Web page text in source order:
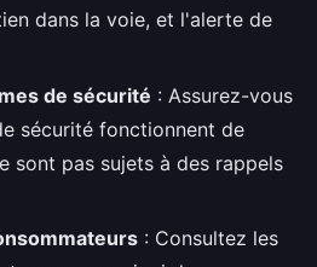
dans la voie, et l'alerte de
de sécurité : Assurez-vous
sécurité fonctionnent de
sont pas sujets à des rappels
: Consultez les